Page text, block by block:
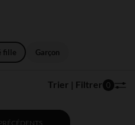
fille Garçon
Trier | Filtrer 0